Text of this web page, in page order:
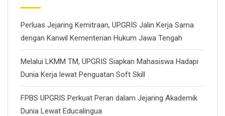
Perluas Jejaring Kemitraan, UPGRIS Jalin Kerja Sama
dengan Kanwil Kementerian Hukum Jawa Tengah
Melalui LKMM TM, UPGRIS Siapkan Mahasiswa Hadapi
Dunia Kerja lewat Penguatan Soft Skill
FPBS UPGRIS Perkuat Peran dalam Jejaring Akademik
Dunia Lewat Educalingua